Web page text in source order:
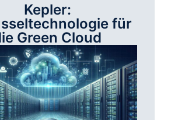
Kepler:
für
Green Cloud